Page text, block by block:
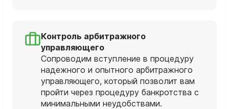
Контроль арбитражного
управляющего
Сопроводим вступление в процедуру
надежного и опытного арбитражного
управляющего, который позволит вам
пройти через процедуру банкротства с
минимальными неудобствами.